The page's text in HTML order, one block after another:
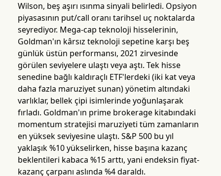
Wilson, beş aşırı ısınma sinyali belirledi. Opsiyon
piyasasının put/call oranı tarihsel uç noktalarda
seyrediyor. Mega-cap teknoloji hisselerinin,
Goldman'ın kârsız teknoloji sepetine karşı beş
günlük üstün performansı, 2021 zirvesinde
görülen seviyelere ulaştı veya aştı. Tek hisse
senedine bağlı kaldıraçlı ETF'lerdeki (iki kat veya
daha fazla maruziyet sunan) yönetim altındaki
varlıklar, bellek çipi isimlerinde yoğunlaşarak
fırladı. Goldman'ın prime brokerage kitabındaki
momentum stratejisi maruziyeti tüm zamanların
en yüksek seviyesine ulaştı. S&P 500 bu yıl
yaklaşık %10 yükselirken, hisse başına kazanç
beklentileri kabaca %15 arttı, yani endeksin fiyat-
kazanç çarpanı aslında %4 daraldı.